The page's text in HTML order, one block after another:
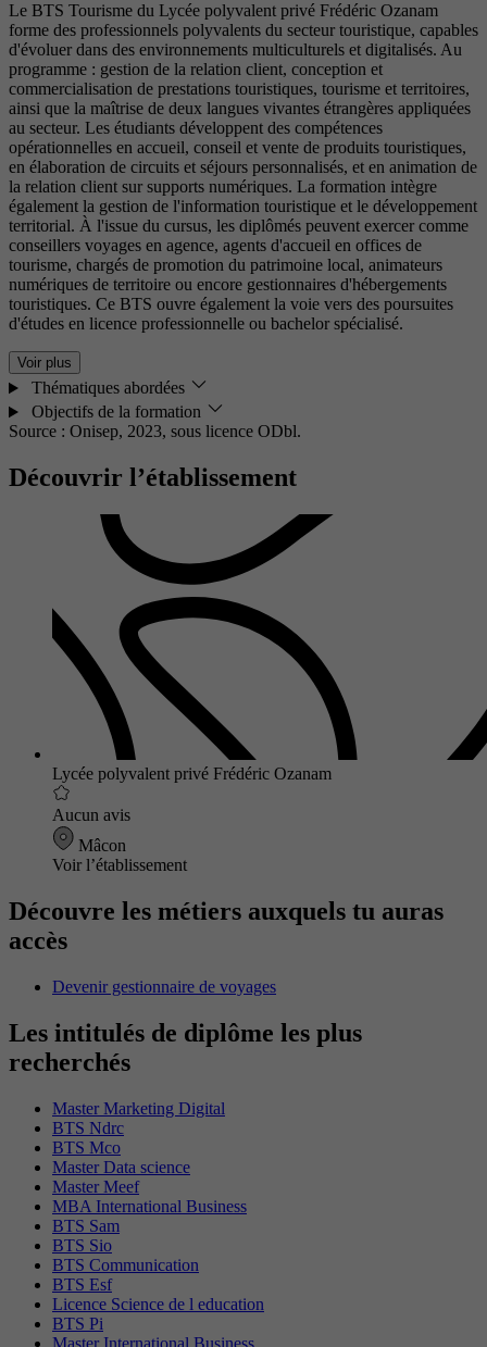
Le BTS Tourisme du Lycée polyvalent privé Frédéric Ozanam
forme des professionnels polyvalents du secteur touristique, capables
d'évoluer dans des environnements multiculturels et digitalisés. Au
programme : gestion de la relation client, conception et
commercialisation de prestations touristiques, tourisme et territoires,
ainsi que la maîtrise de deux langues vivantes étrangères appliquées
au secteur. Les étudiants développent des compétences
opérationnelles en accueil, conseil et vente de produits touristiques,
en élaboration de circuits et séjours personnalisés, et en animation de
la relation client sur supports numériques. La formation intègre
également la gestion de l'information touristique et le développement
territorial. À l'issue du cursus, les diplômés peuvent exercer comme
conseillers voyages en agence, agents d'accueil en offices de
tourisme, chargés de promotion du patrimoine local, animateurs
numériques de territoire ou encore gestionnaires d'hébergements
touristiques. Ce BTS ouvre également la voie vers des poursuites
d'études en licence professionnelle ou bachelor spécialisé.
Voir plus
Thématiques abordées
Objectifs de la formation
Source : Onisep, 2023, sous licence ODbl.
Découvrir l’établissement
Lycée polyvalent privé Frédéric Ozanam
Aucun avis
Mâcon
Voir l’établissement
Découvre les métiers auxquels tu auras
accès
Devenir gestionnaire de voyages
Les intitulés de diplôme les plus
recherchés
Master Marketing Digital
BTS Ndrc
BTS Mco
Master Data science
Master Meef
MBA International Business
BTS Sam
BTS Sio
BTS Communication
BTS Esf
Licence Science de l education
BTS Pi
Master International Business